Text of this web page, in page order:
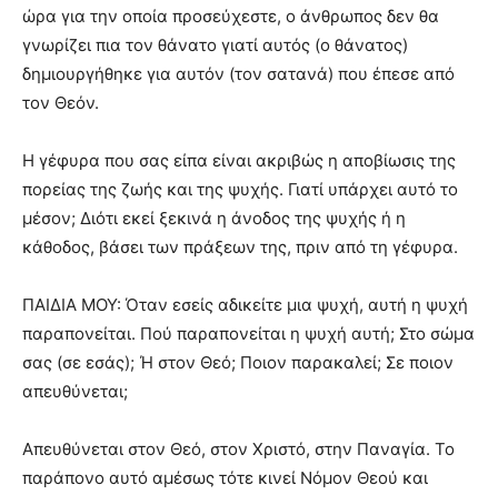
ώρα για την οποία προσεύχεστε, ο άνθρωπος δεν θα
γνωρίζει πια τον θάνατο γιατί αυτός (ο θάνατος)
δημιουργήθηκε για αυτόν (τον σατανά) που έπεσε από
τον Θεόν.
Η γέφυρα που σας είπα είναι ακριβώς η αποβίωσις της
πορείας της ζωής και της ψυχής. Γιατί υπάρχει αυτό το
μέσον; Διότι εκεί ξεκινά η άνοδος της ψυχής ή η
κάθοδος, βάσει των πράξεων της, πριν από τη γέφυρα.
ΠΑΙΔΙΑ ΜΟΥ: Όταν εσείς αδικείτε μια ψυχή, αυτή η ψυχή
παραπονείται. Πού παραπονείται η ψυχή αυτή; Στο σώμα
σας (σε εσάς); Ή στον Θεό; Ποιον παρακαλεί; Σε ποιον
απευθύνεται;
Απευθύνεται στον Θεό, στον Χριστό, στην Παναγία. Το
παράπονο αυτό αμέσως τότε κινεί Νόμον Θεού και